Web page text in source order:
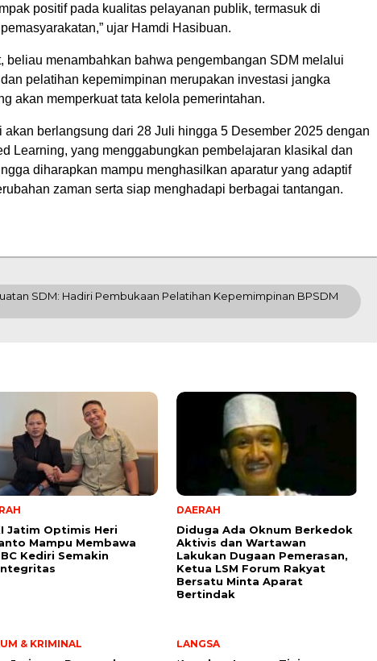
positif pada kualitas pelayanan publik, termasuk di
ujar Hamdi Hasibuan.
beliau menambahkan bahwa pengembangan SDM melalui
pelatihan kepemimpinan merupakan investasi jangka
akan memperkuat tata kelola pemerintahan.
akan berlangsung dari 28 Juli hingga 5 Desember 2025 dengan
Learning, yang menggabungkan pembelajaran klasikal dan
diharapkan mampu menghasilkan aparatur yang adaptif
zaman serta siap menghadapi berbagai tantangan.
SDM: Hadiri Pembukaan Pelatihan Kepemimpinan BPSDM
Jatim Optimis Heri
Mampu Membawa
Kediri Semakin
DAERAH
Diduga Ada Oknum Berkedok
Aktivis dan Wartawan
Lakukan Dugaan Pemerasan,
Ketua LSM Forum Rakyat
Bersatu Minta Aparat
Bertindak
& KRIMINAL LANGSA